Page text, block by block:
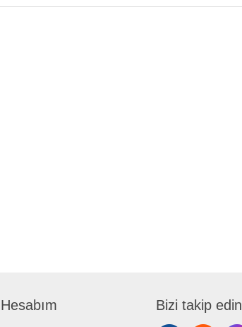
Hesabım Bizi takip edin